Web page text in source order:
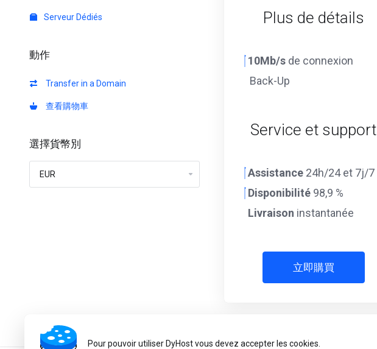
Serveur Dédiés
動作
Transfer in a Domain
查看購物車
選擇貨幣別
Plus de détails
10Mb/s de connexion
Back-Up
Service et support
Assistance 24h/24 et 7j/7
Disponibilité 98,9 %
Livraison instantanée
立即購買
Pour pouvoir utiliser DyHost vous devez accepter les cookies.